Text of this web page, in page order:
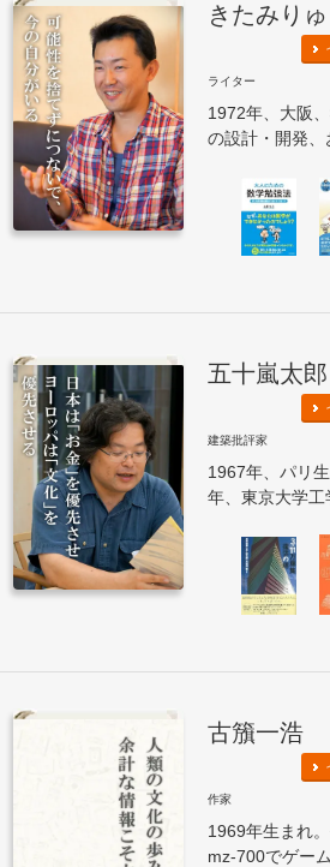
きたみり
ライター
1972年、大阪
の設計・開発、
五十嵐太郎
建築批評家
1967年、パリ
年、東京大学工
古籏一浩
作家
1969年生まれ
mz-700でゲー